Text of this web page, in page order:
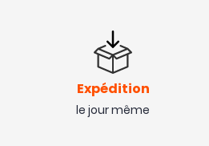
Expédition
le jour même